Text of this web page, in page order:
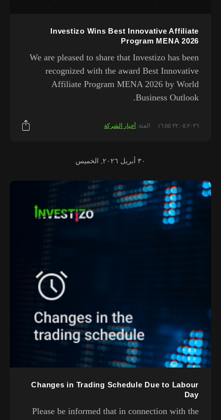
Investizo Wins Best Innovative Affiliate
Program MENA 2026
We are pleased to share that Investizo has been
recognized with the award Best Innovative
Affiliate Program MENA 2026 by World
Business Outlook.
٢٢.٠٥.٢٠٢٦ ١٦:٥٥ الفئة: أخبار الشركة
٣٠ أبريل ٢٠٢٦, الخميس
Changes in Trading Schedule Due to Labour
Day
Please be informed that in connection with the